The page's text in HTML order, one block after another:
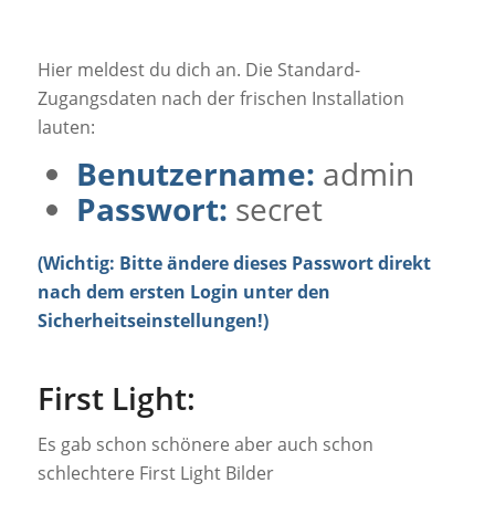
Hier meldest du dich an. Die Standard-
Zugangsdaten nach der frischen Installation
lauten:
Benutzername: admin
Passwort: secret
(Wichtig: Bitte ändere dieses Passwort direkt
nach dem ersten Login unter den
Sicherheitseinstellungen!)
First Light:
Es gab schon schönere aber auch schon
schlechtere First Light Bilder